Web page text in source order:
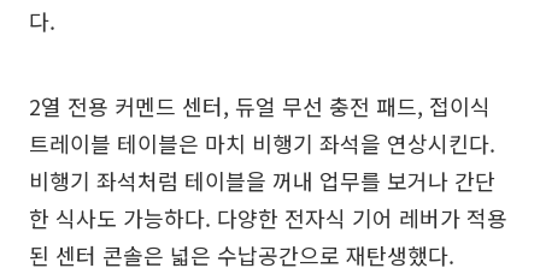
다.
2열 전용 커멘드 센터, 듀얼 무선 충전 패드, 접이식
트레이블 테이블은 마치 비행기 좌석을 연상시킨다.
비행기 좌석처럼 테이블을 꺼내 업무를 보거나 간단
한 식사도 가능하다. 다양한 전자식 기어 레버가 적용
된 센터 콘솔은 넓은 수납공간으로 재탄생했다.